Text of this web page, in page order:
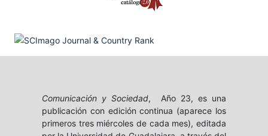
Comunicación y Sociedad, Año 23, es una
publicación con edición continua (aparece los
primeros tres miércoles de cada mes), editada